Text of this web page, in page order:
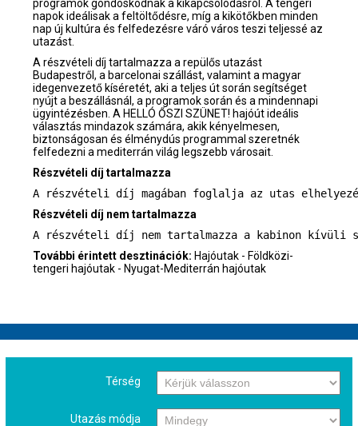
programok gondoskodnak a kikapcsolódásról. A tengeri
napok ideálisak a feltöltődésre, míg a kikötőkben minden
nap új kultúra és felfedezésre váró város teszi teljessé az
utazást.
A részvételi díj tartalmazza a repülős utazást
Budapestről, a barcelonai szállást, valamint a magyar
idegenvezető kíséretét, aki a teljes út során segítséget
nyújt a beszállásnál, a programok során és a mindennapi
ügyintézésben. A HELLÓ ŐSZI SZÜNET! hajóút ideális
választás mindazok számára, akik kényelmesen,
biztonságosan és élménydús programmal szeretnék
felfedezni a mediterrán világ legszebb városait.
Részvételi díj tartalmazza
A részvételi díj magában foglalja az utas
Részvételi díj nem tartalmazza
A részvételi díj nem tartalmazza a kabinon kívüli
További érintett desztinációk: Hajóutak - Földközi-
tengeri hajóutak - Nyugat-Mediterrán hajóutak
Térség
Utazás módja